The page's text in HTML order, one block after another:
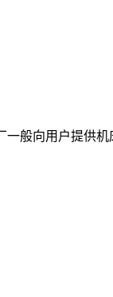
般向用户提供